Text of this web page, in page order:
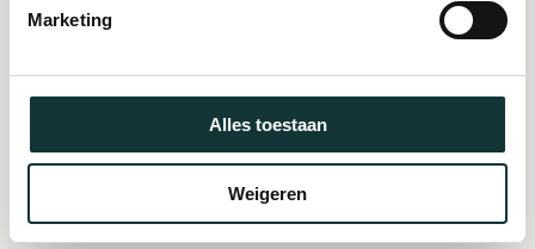
Marketing
Alles toestaan
Weigeren
Restauratie